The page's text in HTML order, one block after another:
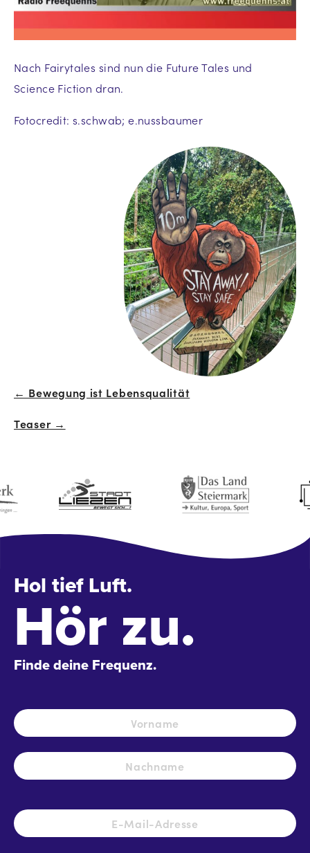
Nach Fairytales sind nun die Future Tales und
Science Fiction dran.
Fotocredit: s.schwab; e.nussbaumer
Beitrags-
Navigation
← Bewegung ist Lebensqualität
Teaser →
Hol tief Luft.
Hör zu.
Finde deine Frequenz.
Name *
E-
Mail-